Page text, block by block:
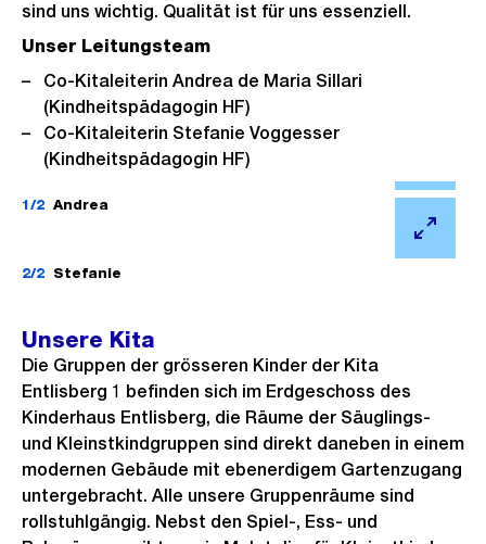
sind uns wichtig. Qualität ist für uns essenziell.
Unser Leitungsteam
Co-Kitaleiterin Andrea de Maria Sillari
(Kindheitspädagogin HF)
Co-Kitaleiterin Stefanie Voggesser
(Kindheitspädagogin HF)
f
f
n
i
n
1/2 Andrea
l
d
2/2 Stefanie
Unsere Kita
Die Gruppen der grösseren Kinder der Kita
Entlisberg 1 befinden sich im Erdgeschoss des
Kinderhaus Entlisberg, die Räume der Säuglings-
und Kleinstkindgruppen sind direkt daneben in einem
modernen Gebäude mit ebenerdigem Gartenzugang
untergebracht. Alle unsere Gruppenräume sind
rollstuhlgängig. Nebst den Spiel-, Ess- und